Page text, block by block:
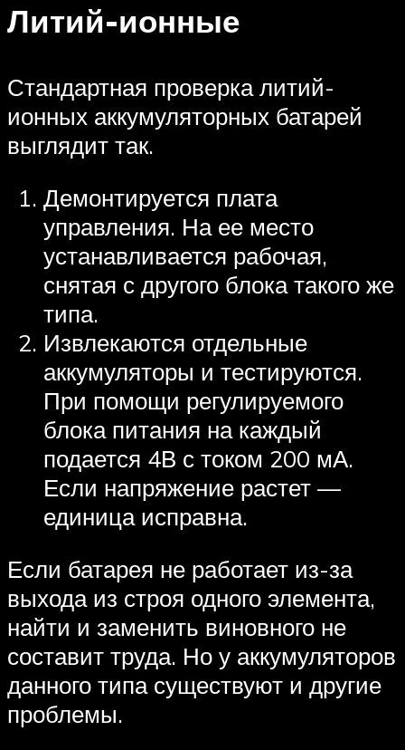
Литий-ионные
Стандартная проверка литий-
ионных аккумуляторных батарей
выглядит так.
Демонтируется плата
управления. На ее место
устанавливается рабочая,
снятая с другого блока такого же
типа.
Извлекаются отдельные
аккумуляторы и тестируются.
При помощи регулируемого
блока питания на каждый
подается 4В с током 200 мА.
Если напряжение растет —
единица исправна.
Если батарея не работает из-за
выхода из строя одного элемента,
найти и заменить виновного не
составит труда. Но у аккумуляторов
данного типа существуют и другие
проблемы.